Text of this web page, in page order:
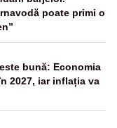
poate primi o
bună: Economia
2027, iar inflația va